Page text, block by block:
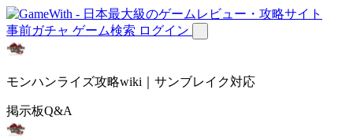
事前ガチャ ゲーム検索 ログイン
モンハンライズ攻略wiki｜サンブレイク対応
掲示板Q&A